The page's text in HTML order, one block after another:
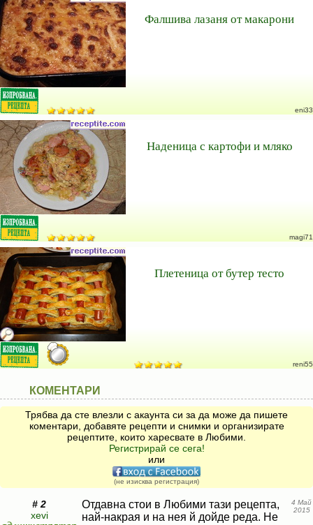
Фалшива лазаня от макарони
eni33
Наденица с картофи и мляко
magi71
Плетеница от бутер тесто
reni55
КОМЕНТАРИ
Трябва да сте влезли с акаунта си за да може да пишете
коментари, добавяте рецепти и снимки и организирате
рецептите, които харесвате в Любими.
Регистрирай се сега!
или
(не изисква регистрация)
# 2
xevi
Отдавна стои в Любими тази рецепта,
най-накрая и на нея й дойде реда. Не
4 Май
2015